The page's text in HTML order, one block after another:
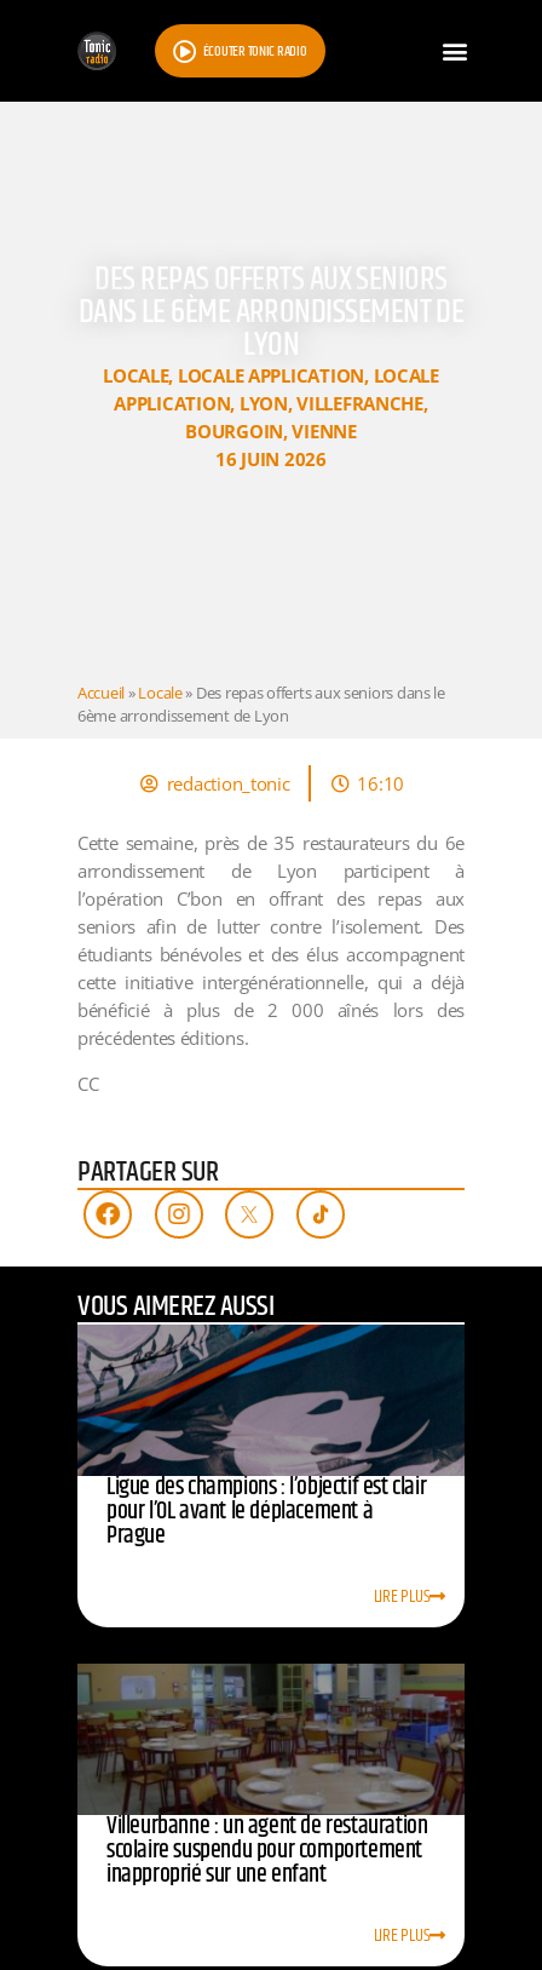
ÉCOUTER TONIC RADIO
DES REPAS OFFERTS AUX SENIORS
DANS LE 6ÈME ARRONDISSEMENT DE
LYON
LOCALE, LOCALE APPLICATION, LOCALE
APPLICATION, LYON,VILLEFRANCHE,
BOURGOIN,VIENNE
16 JUIN 2026
Accueil»Locale» Des repas offerts aux seniors dans le
6ème arrondissement de Lyon
redaction_tonic 16:10
Cette semaine, près de 35 restaurateurs du 6e
arrondissement de Lyon participent à
l’opération C’bon en offrant des repas aux
seniors afin de lutter contre l’isolement. Des
étudiants bénévoles et des élus accompagnent
cette initiative intergénérationnelle, qui a déjà
bénéficié à plus de 2 000 aînés lors des
précédentes éditions.
CC
PARTAGER SUR
VOUS AIMEREZ AUSSI
Ligue des champions : l’objectif est clair
pour l’OL avant le déplacement à
Prague
LIRE PLUS
Villeurbanne : un agent de restauration
scolaire suspendu pour comportement
inapproprié sur une enfant
LIRE PLUS